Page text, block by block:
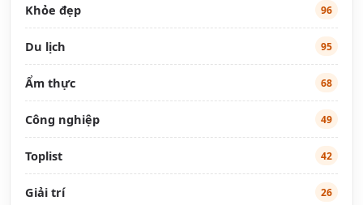
Khỏe đẹp 96
Du lịch 95
Ẩm thực 68
Công nghiệp 49
Toplist 42
Giải trí 26